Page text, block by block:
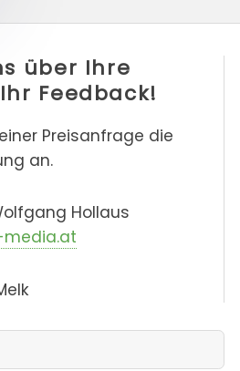
über Ihre
Feedback!
Preisanfrage die
an.
Hollaus
media.at